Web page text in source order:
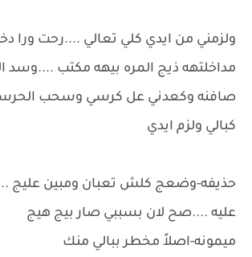
ولزمني من ايدي كلي تعالي ....رحت ورا
مداخلتهه ذيج المره بيهه مكتب ....وسد
صافنه وكعدني عل كرسي وسحب الحرسي
كبالي ولزم ايدي
حذيفه-وضعج كلش تعبان ومبين عليج
عليه ....صح لان بسببي صار بيج هيج
ميمونه-اصلاً مخطر ببالي منك